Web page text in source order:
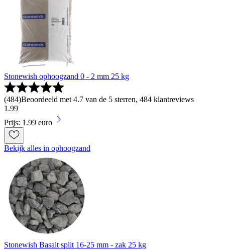
Stonewish ophoogzand 0 - 2 mm 25 kg
(484)Beoordeeld met 4.7 van de 5 sterren, 484 klantreviews
1.99
Prijs: 1.99 euro
Bekijk alles in ophoogzand
Stonewish Basalt split 16-25 mm - zak 25 kg